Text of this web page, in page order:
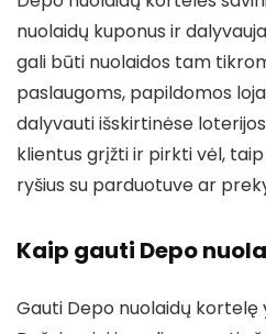
nuolaidų kuponus ir
gali būti nuolaidos tam
paslaugoms, papildomos
dalyvauti išskirtinėse
klientus grįžti ir pirkti vėl,
ryšius su parduotuve ar
Kaip gauti Depo
Gauti Depo nuolaidų